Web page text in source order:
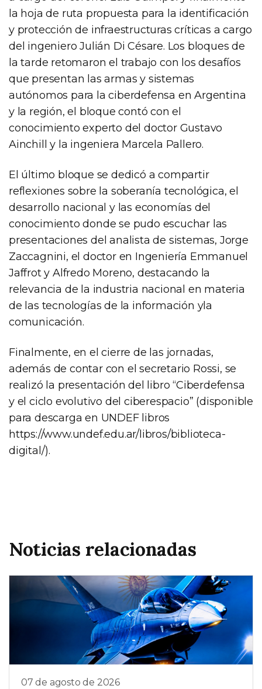
la hoja de ruta propuesta para la identificación
y protección de infraestructuras críticas a cargo
del ingeniero Julián Di Césare. Los bloques de
la tarde retomaron el trabajo con los desafíos
que presentan las armas y sistemas
autónomos para la ciberdefensa en Argentina
y la región, el bloque contó con el
conocimiento experto del doctor Gustavo
Ainchill y la ingeniera Marcela Pallero.
El último bloque se dedicó a compartir
reflexiones sobre la soberanía tecnológica, el
desarrollo nacional y las economías del
conocimiento donde se pudo escuchar las
presentaciones del analista de sistemas, Jorge
Zaccagnini, el doctor en Ingeniería Emmanuel
Jaffrot y Alfredo Moreno, destacando la
relevancia de la industria nacional en materia
de las tecnologías de la información yla
comunicación.
Finalmente, en el cierre de las jornadas,
además de contar con el secretario Rossi, se
realizó la presentación del libro “Ciberdefensa
y el ciclo evolutivo del ciberespacio” (disponible
para descarga en UNDEF libros
https://www.undef.edu.ar/libros/biblioteca-
digital/).
Noticias relacionadas
07 de agosto de 2026